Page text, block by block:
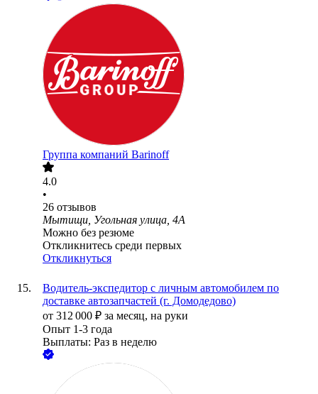
Группа компаний Barinoff
4.0
•
26 отзывов
Мытищи, Угольная улица, 4А
Можно без резюме
Откликнитесь среди первых
Откликнуться
Водитель-экспедитор с личным автомобилем по
доставке автозапчастей (г. Домодедово)
от 312 000 ₽ за месяц, на руки
Опыт 1-3 года
Выплаты: Раз в неделю